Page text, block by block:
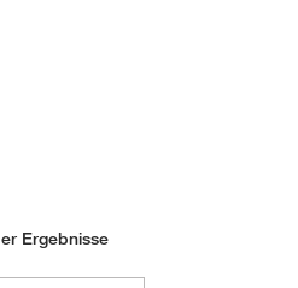
Ergebnisse